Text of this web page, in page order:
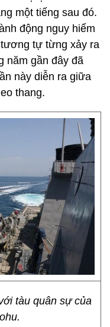
một tiếng sau đó.
động nguy hiểm
tự từng xảy ra
năm gần đây đã
này diễn ra giữa
thang.
tàu quân sự của